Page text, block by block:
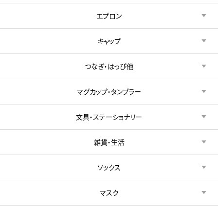
エプロン
キャップ
つなぎ・はっぴ他
マグカップ・タンブラー
文具・ステーショナリー
雑貨・生活
ソックス
マスク